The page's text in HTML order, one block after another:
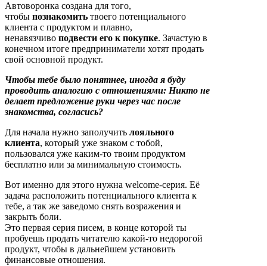
Автоворонка создана для того,
чтобы познакомить твоего потенциального
клиента с продуктом и плавно,
ненавязчиво подвести его к покупке. Зачастую в
конечном итоге предприниматели хотят продать
свой основной продукт.
Чтобы тебе было понятнее, иногда я буду
проводить аналогию с отношениями: Никто не
делает предложение руки через час после
знакомства, согласись?
Для начала нужно заполучить лояльного
клиента, который уже знаком с тобой,
пользовался уже каким-то твоим продуктом
бесплатно или за минимальную стоимость.
Вот именно для этого нужна welcome-серия. Её
задача расположить потенциального клиента к
тебе, а так же заведомо снять возражения и
закрыть боли.
Это первая серия писем, в конце которой ты
пробуешь продать читателю какой-то недорогой
продукт, чтобы в дальнейшем установить
финансовые отношения.